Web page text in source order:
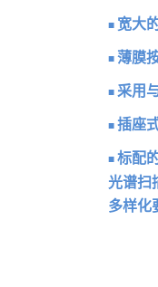
■ 宽大
■ 薄膜
■ 采用
■ 插座
■ 标配
光谱扫
多样化